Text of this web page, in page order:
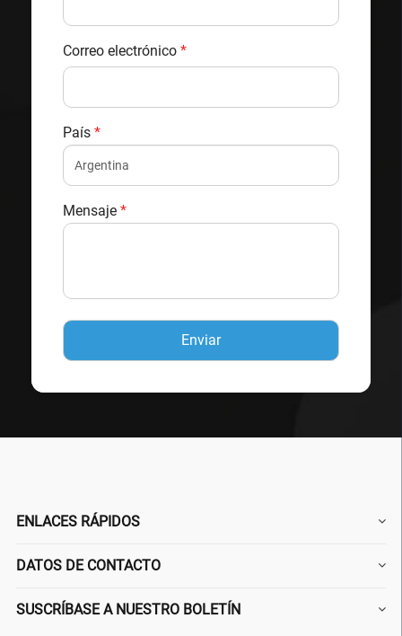
Correo electrónico *
País *
Mensaje *
ENLACES RÁPIDOS
DATOS DE CONTACTO
SUSCRÍBASE A NUESTRO BOLETÍN